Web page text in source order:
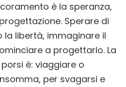
è la speranza,
Sperare di
libertà, immaginare il
a progettarlo. La
è: viaggiare o
per svagarsi e